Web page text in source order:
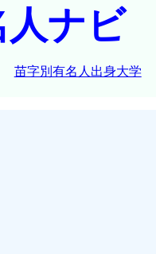
人ナビ
苗字別有名人出身大学